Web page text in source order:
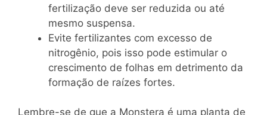
fertilização deve ser reduzida ou até
mesmo suspensa.
Evite fertilizantes com excesso de
nitrogênio, pois isso pode estimular o
crescimento de folhas em detrimento da
formação de raízes fortes.
Lembre-se de que a Monstera é uma planta de